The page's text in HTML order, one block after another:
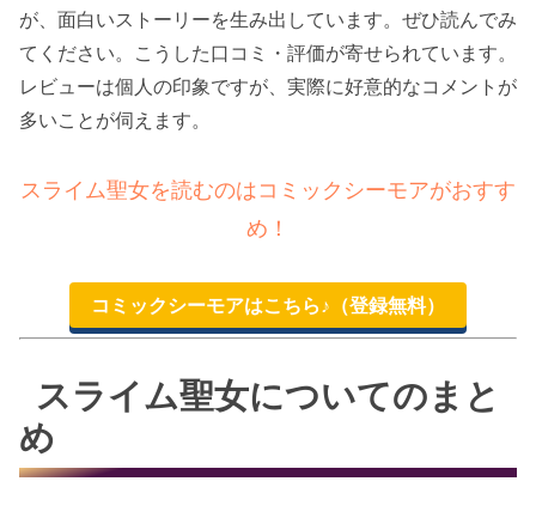
が、面白いストーリーを生み出しています。ぜひ読んでみ
てください。こうした口コミ・評価が寄せられています。
レビューは個人の印象ですが、実際に好意的なコメントが
多いことが伺えます。
スライム聖女を読むのはコミックシーモアがおすす
め！
コミックシーモアはこちら♪（登録無料）
スライム聖女についてのまと
め